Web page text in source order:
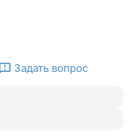
Задать вопрос